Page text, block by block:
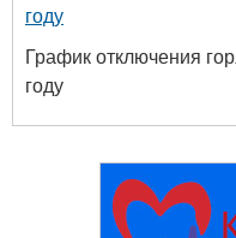
году
График отключения
году